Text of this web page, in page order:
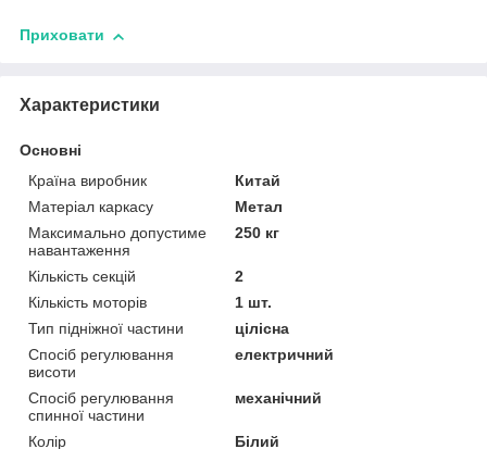
Приховати
Характеристики
Основні
Країна виробник
Китай
Матеріал каркасу
Метал
Максимально допустиме
навантаження
250 кг
Кількість секцій
2
Кількість моторів
1 шт.
Тип підніжної частини
цілісна
Спосіб регулювання
висоти
електричний
Спосіб регулювання
спинної частини
механічний
Колір
Білий